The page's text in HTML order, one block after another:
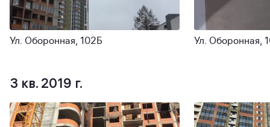
Ул. Оборонная, 102Б Ул. Оборонная,
3 кв. 2019 г.